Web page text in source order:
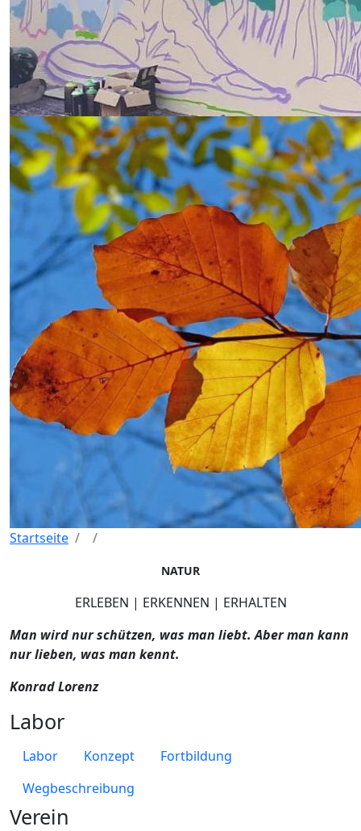
Startseite
NATUR
ERLEBEN | ERKENNEN | ERHALTEN
Man wird nur schützen, was man liebt. Aber man kann
nur lieben, was man kennt.
Konrad Lorenz
Labor
Labor Konzept
Fortbildung
Wegbeschreibung
Verein